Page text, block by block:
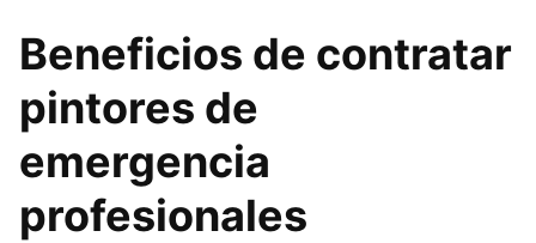
Beneficios de contratar
pintores de
emergencia
profesionales